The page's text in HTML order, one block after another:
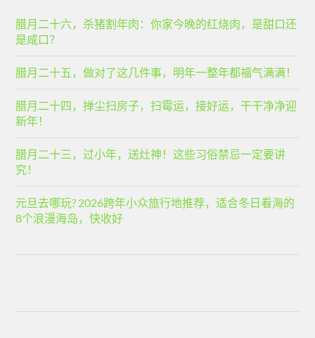
腊月二十六，杀猪割年肉：你家今晚的红烧肉，是甜口还
是咸口？
腊月二十五，做对了这几件事，明年一整年都福气满满！
腊月二十四，掸尘扫房子，扫霉运，接好运，干干净净迎
新年！
腊月二十三，过小年，送灶神！这些习俗禁忌一定要讲
究！
元旦去哪玩? 2026跨年小众旅行地推荐，适合冬日看海的
8个浪漫海岛，快收好